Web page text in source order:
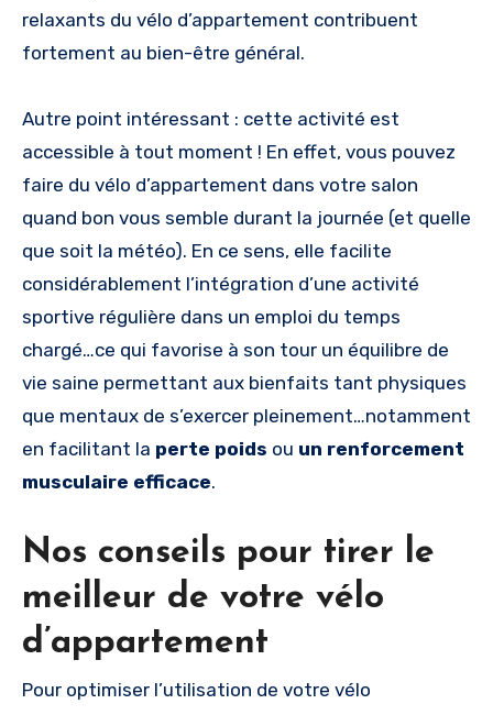
relaxants du vélo d’appartement contribuent
fortement au bien-être général.
Autre point intéressant : cette activité est
accessible à tout moment ! En effet, vous pouvez
faire du vélo d’appartement dans votre salon
quand bon vous semble durant la journée (et quelle
que soit la météo). En ce sens, elle facilite
considérablement l’intégration d’une activité
sportive régulière dans un emploi du temps
chargé…ce qui favorise à son tour un équilibre de
vie saine permettant aux bienfaits tant physiques
que mentaux de s’exercer pleinement…notamment
en facilitant la perte poids ou un renforcement
musculaire efficace.
Nos conseils pour tirer le
meilleur de votre vélo
d’appartement
Pour optimiser l’utilisation de votre vélo